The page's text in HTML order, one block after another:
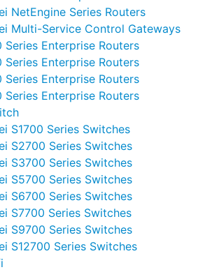
NetEngine Series Routers
Multi-Service Control Gateways
Series Enterprise Routers
Series Enterprise Routers
Series Enterprise Routers
Series Enterprise Routers
S1700 Series Switches
S2700 Series Switches
S3700 Series Switches
S5700 Series Switches
S6700 Series Switches
S7700 Series Switches
S9700 Series Switches
S12700 Series Switches